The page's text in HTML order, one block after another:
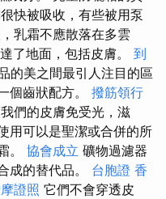
快被吸收，有些被用泵
乳霜不應散落在多雲
了地面，包括皮膚。 到
的美之間最引人注目的區
個齒狀配方。 撥筋領行
們的皮膚免受光，滋
用可以是聖潔或合併的所
。 協會成立 礦物過濾器
成的替代品。 台胞證 香
證照 它們不會穿透皮